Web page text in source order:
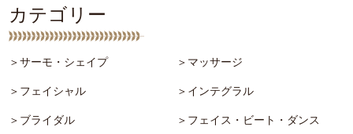
カテゴリー
＞サーモ・シェイプ ＞マッサージ
＞フェイシャル ＞インテグラル
＞ブライダル ＞フェイス・ビート・ダンス